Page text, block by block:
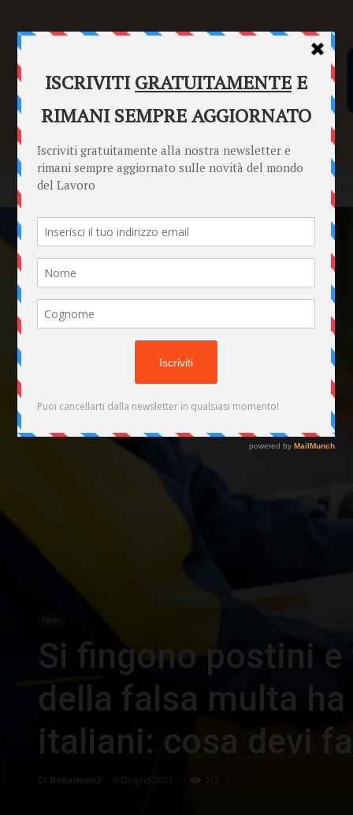
SENTENZE FORMULARI PUNTO INFORMAZIONI
Home News Si fingono postini e ti raggirano, la truffa della falsa
News
Si fingono postini
della falsa multa
italiani: cosa devi
Di Redazione2 9 Giugno 2025 713